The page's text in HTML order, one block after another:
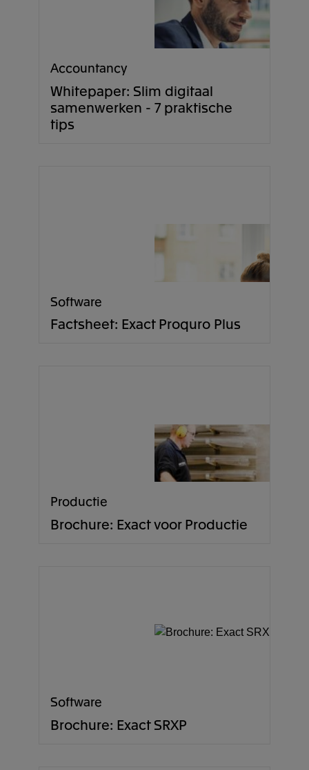
Accountancy
Whitepaper: Slim digitaal
samenwerken - 7 praktische
tips
Software
Factsheet: Exact Proquro Plus
Productie
Brochure: Exact voor Productie
Software
Brochure: Exact SRXP